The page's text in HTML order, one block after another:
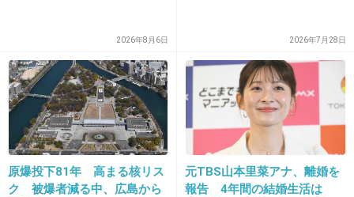
あ、このCDの人！？
出典：livedoor.blogimg.jp
+8 -1
30. 匿名2018/02/08(木) 12:45:39
2026年8月6日 2026年7月28日
原爆投下81年 高まる核リス
ク 被爆者減る中、広島から
元TBS山本里菜アナ、離婚を
報告 4年間の結婚生活は